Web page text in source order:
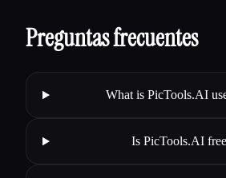
Preguntas frecuentes
What is PicTools.AI
Is PicTools.AI